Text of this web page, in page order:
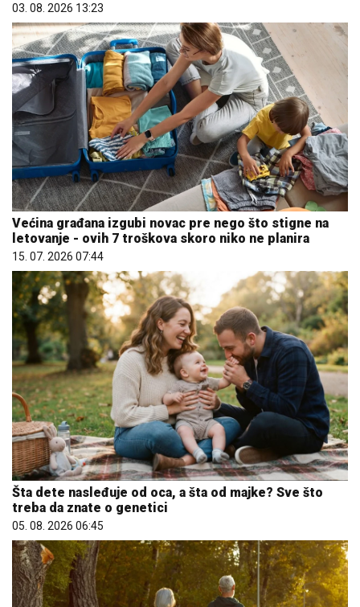
03. 08. 2026 13:23
Većina građana izgubi novac pre nego što stigne na
letovanje - ovih 7 troškova skoro niko ne planira
15. 07. 2026 07:44
Šta dete nasleđuje od oca, a šta od majke? Sve što
treba da znate o genetici
05. 08. 2026 06:45